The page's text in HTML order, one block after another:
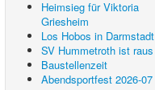
Heimsieg für Viktoria
Griesheim
Los Hobos in Darmstadt
SV Hummetroth ist raus
Baustellenzeit
Abendsportfest 2026-07